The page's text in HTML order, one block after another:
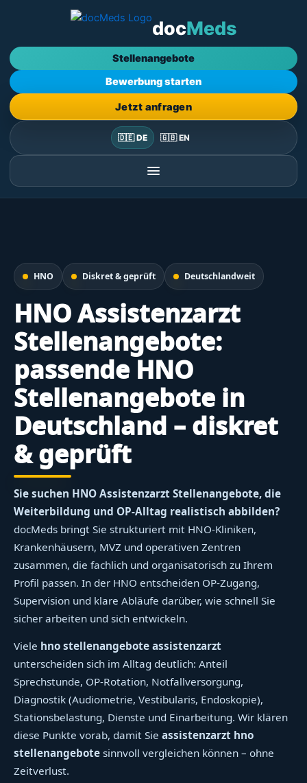
docMeds
Stellenangebote
Bewerbung starten
Jetzt anfragen
🇩🇪 DE 🇬🇧 EN
HNO Diskret & geprüft Deutschlandweit
HNO Assistenzarzt
Stellenangebote:
passende HNO
Stellenangebote in
Deutschland – diskret
& geprüft
Sie suchen HNO Assistenzarzt Stellenangebote, die
Weiterbildung und OP-Alltag realistisch abbilden?
docMeds bringt Sie strukturiert mit HNO-Kliniken,
Krankenhäusern, MVZ und operativen Zentren
zusammen, die fachlich und organisatorisch zu Ihrem
Profil passen. In der HNO entscheiden OP-Zugang,
Supervision und klare Abläufe darüber, wie schnell Sie
sicher arbeiten und sich entwickeln.
Viele hno stellenangebote assistenzarzt
unterscheiden sich im Alltag deutlich: Anteil
Sprechstunde, OP-Rotation, Notfallversorgung,
Diagnostik (Audiometrie, Vestibularis, Endoskopie),
Stationsbelastung, Dienste und Einarbeitung. Wir klären
diese Punkte vorab, damit Sie assistenzarzt hno
stellenangebote sinnvoll vergleichen können – ohne
Zeitverlust.